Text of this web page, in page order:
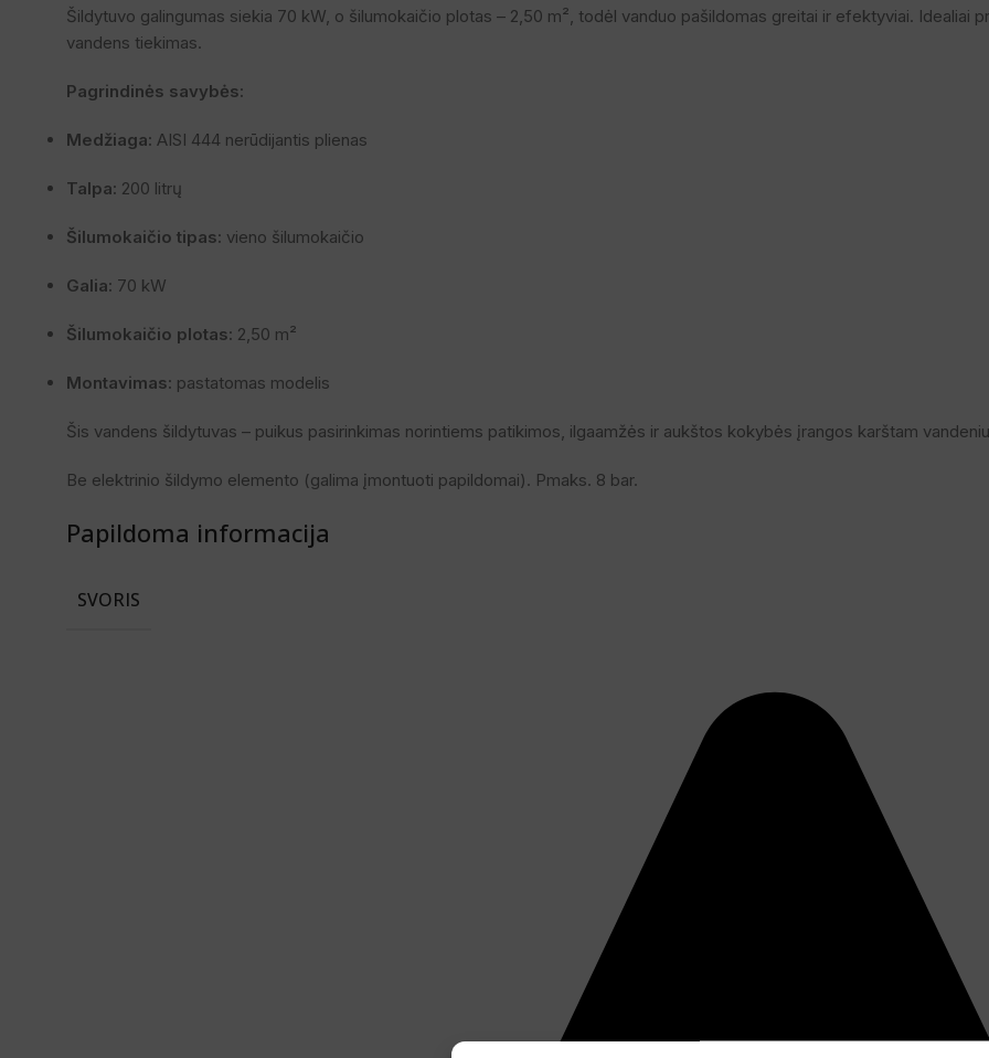
Šildytuvo galingumas siekia 70 kW, o šilumokaičio plotas – 2,50 m², todėl vanduo pašildomas greitai ir efektyviai. Idealiai
vandens tiekimas.
Pagrindinės savybės:
Medžiaga: AISI 444 nerūdijantis plienas
Talpa: 200 litrų
Šilumokaičio tipas: vieno šilumokaičio
Galia: 70 kW
Šilumokaičio plotas: 2,50 m²
Montavimas: pastatomas modelis
Šis vandens šildytuvas – puikus pasirinkimas norintiems patikimos, ilgaamžės ir aukštos kokybės įrangos karštam
Be elektrinio šildymo elemento (galima įmontuoti papildomai). Pmaks. 8 bar.
Papildoma informacija
SVORIS